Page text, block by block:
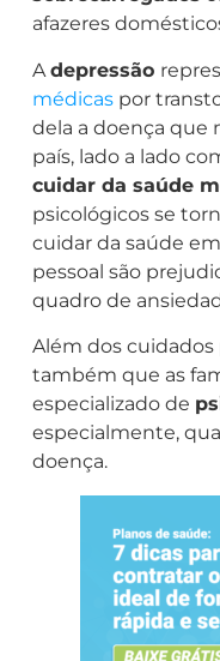
afazeres
A depressão
médicaspor
dela a doença que
país, lado a lado
cuidar da saúde
psicológicos se
cuidar da saúde
pessoal são
quadro de
Além dos
também que as
especializado de
especialmente,
doença.